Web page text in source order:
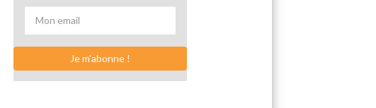
Je m'abonne !